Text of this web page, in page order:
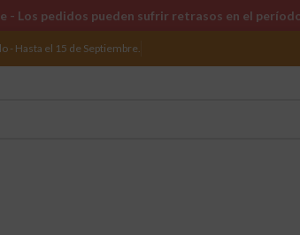
- Hasta el 15 de Septiembre.
Los pedidos pueden sufrir retrasos en el